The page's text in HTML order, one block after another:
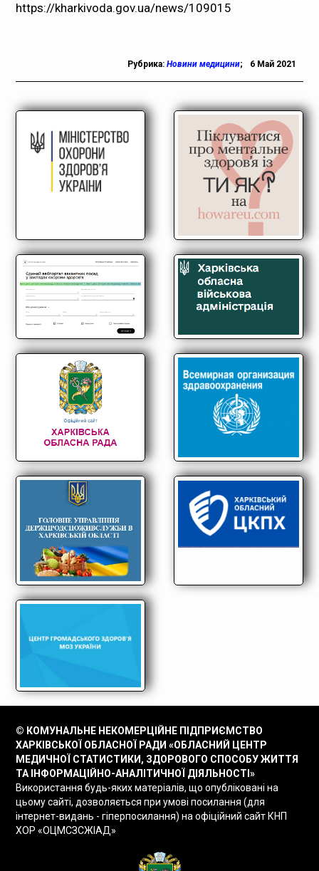
https://kharkivoda.gov.ua/news/109015
Рубрика: Новини медицини; 6 Май 2021
© КОМУНАЛЬНЕ НЕКОМЕРЦІЙНЕ ПІДПРИЄМСТВО
ХАРКІВСЬКОЇ ОБЛАСНОЇ РАДИ «ОБЛАСНИЙ ЦЕНТР
МЕДИЧНОЇ СТАТИСТИКИ, ЗДОРОВОГО СПОСОБУ ЖИТТЯ
ТА ІНФОРМАЦІЙНО-АНАЛІТИЧНОЇ ДІЯЛЬНОСТІ»
Використання будь-яких матеріалів, що опубліковані на
цьому сайті, дозволяється при умові посилання (для
інтернет-видань - гіперпосилання) на офіційний сайт КНП
ХОР «ОЦМСЗСЖІАД»